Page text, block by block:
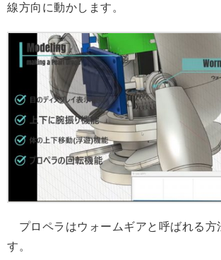
線方向に動かします。
プロペラはウォームギアと呼ばれる方
す。